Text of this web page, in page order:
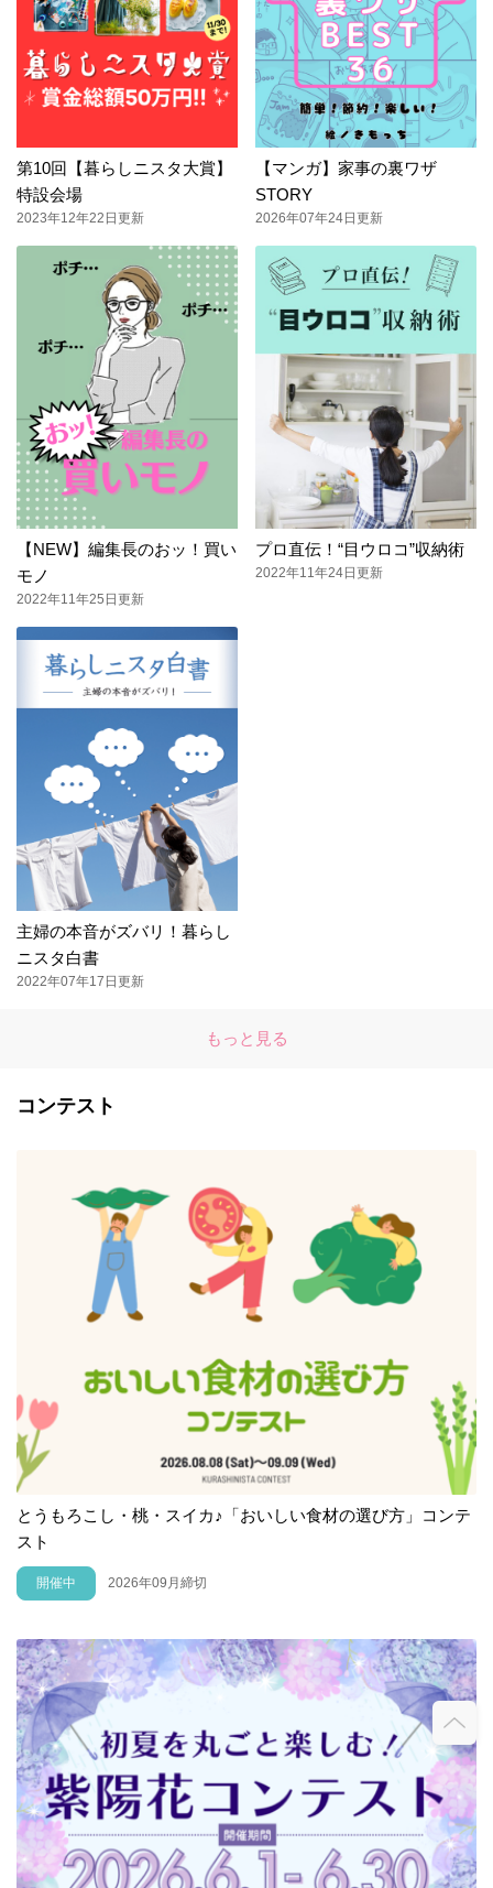
第10回【暮らしニスタ大賞】
特設会場
2023年12年22日更新
【マンガ】家事の裏ワザ
STORY
2026年07年24日更新
【NEW】編集長のおッ！買い
モノ
2022年11年25日更新
プロ直伝！“目ウロコ”収納術
2022年11年24日更新
主婦の本音がズバリ！暮らし
ニスタ白書
2022年07年17日更新
もっと見る
コンテスト
とうもろこし・桃・スイカ♪「おいしい食材の選び方」コンテ
スト
開催中 2026年09月締切